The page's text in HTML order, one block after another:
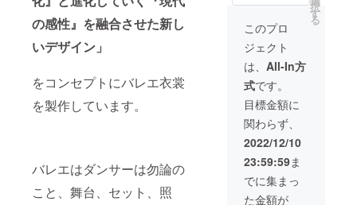
の感性』を融合させた新し
いデザイン」
をコンセプトにバレエ衣裳
を製作しています。
バレエはダンサーは勿論の
こと、舞台、セット、照
覧くだ
さい。
目安サ
イズ表
・120サ
イズ
B:60
W:52
H:66 ・
130サイ
ズ
B:64
W:54
H:72 ・
140サイ
ズ
沿って
お客様
のお好
み、ま
たはペ
アテに
デザイ
ンをお
まかせ
で衣裳
を製作
する注
文形式
です。
※ペアテ
の規定
となり
ます。
・メー
ルは
2023年
1月中に
ご入力
頂いた
アドレ
スへお
送りす
る予定
です。
※セミ
オー
ダーと
のロマ
ンチッ
クチュ
チュを
製作し
ていき
ます。
・１回
２時間
のオン
ライン
レッス
ンを１
０レッ
スン。
（進み
好きな
お色味
をご指
定くだ
さい。
☆リ
ターン
内容：
・オン
ライン
で会話
しなが
ら、お
好みの
サイズ
のクラ
レに出
しませ
んか？
あなた
の心を
込めた
ティア
ラがラ
ンウェ
イで着
用して
もらえ
るチャ
ンスで
す！ 一
緒に楽
択
す
る
このプロ
ジェクト
は、 All-In方
式です。
目標金額に
関わらず、
2022/12/10
23:59:59ま
でに集まっ
た金額が